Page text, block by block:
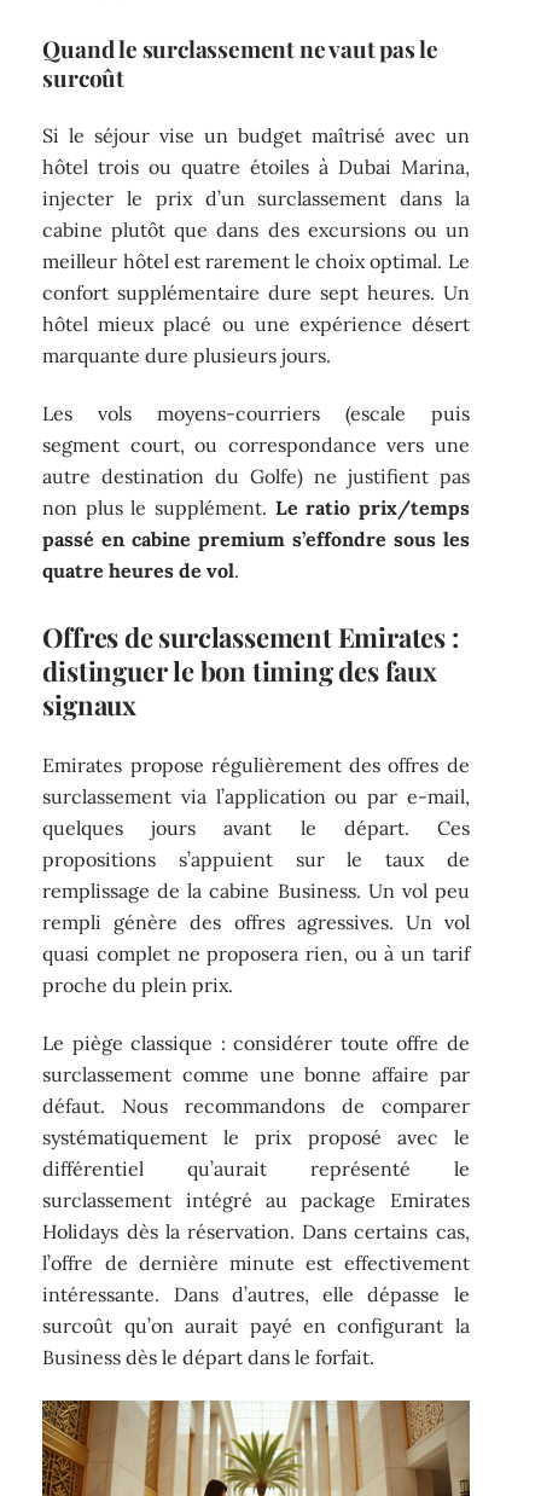
Quand le surclassement ne vaut pas le
surcoût
Si le séjour vise un budget maîtrisé avec un
hôtel trois ou quatre étoiles à Dubai Marina,
injecter le prix d’un surclassement dans la
cabine plutôt que dans des excursions ou un
meilleur hôtel est rarement le choix optimal. Le
confort supplémentaire dure sept heures. Un
hôtel mieux placé ou une expérience désert
marquante dure plusieurs jours.
Les vols moyens-courriers (escale puis
segment court, ou correspondance vers une
autre destination du Golfe) ne justifient pas
non plus le supplément. Le ratio prix/temps
passé en cabine premium s’effondre sous les
quatre heures de vol.
Offres de surclassement Emirates :
distinguer le bon timing des faux
signaux
Emirates propose régulièrement des offres de
surclassement via l’application ou par e-mail,
quelques jours avant le départ. Ces
propositions s’appuient sur le taux de
remplissage de la cabine Business. Un vol peu
rempli génère des offres agressives. Un vol
quasi complet ne proposera rien, ou à un tarif
proche du plein prix.
Le piège classique : considérer toute offre de
surclassement comme une bonne affaire par
défaut. Nous recommandons de comparer
systématiquement le prix proposé avec le
différentiel qu’aurait représenté le
surclassement intégré au package Emirates
Holidays dès la réservation. Dans certains cas,
l’offre de dernière minute est effectivement
intéressante. Dans d’autres, elle dépasse le
surcoût qu’on aurait payé en configurant la
Business dès le départ dans le forfait.